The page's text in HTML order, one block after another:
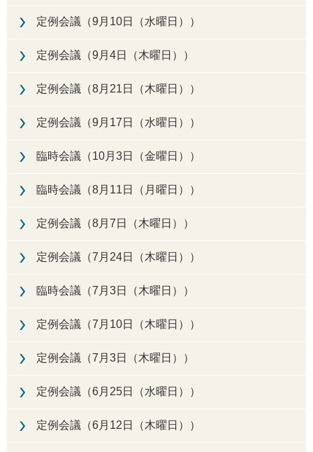
定例会議（9月10日（水曜日））
定例会議（9月4日（木曜日））
定例会議（8月21日（木曜日））
定例会議（9月17日（水曜日））
臨時会議（10月3日（金曜日））
臨時会議（8月11日（月曜日））
定例会議（8月7日（木曜日））
定例会議（7月24日（木曜日））
臨時会議（7月3日（木曜日））
定例会議（7月10日（木曜日））
定例会議（7月3日（木曜日））
定例会議（6月25日（水曜日））
定例会議（6月12日（木曜日））